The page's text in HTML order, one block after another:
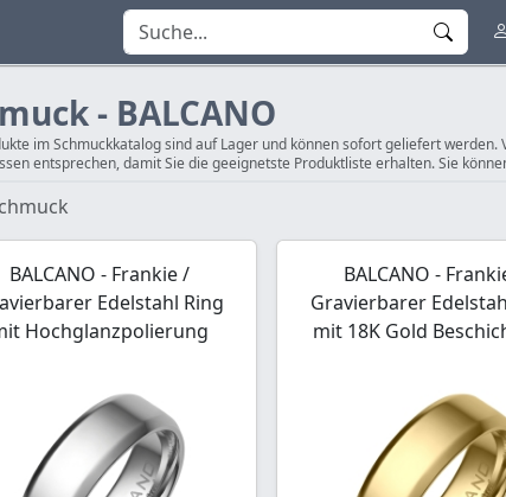
- BALCANO
im Schmuckkatalog sind auf Lager und können sofort geliefert
entsprechen, damit Sie die geeignetste Produktliste erhalten. Sie
BALCANO - Frankie /
Edelstahl Ring
Hochglanzpolierung
BALCANO -
Gravierbarer
mit 18K Gold